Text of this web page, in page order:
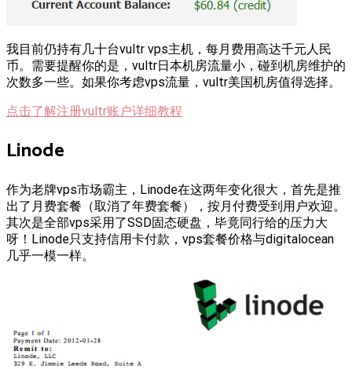
我目前仍持有几十台vultr vps主机，每月费用高达千元人民
币。需要提醒你的是，vultr日本机房流量小，碰到机房维护的
次数多一些。如果你考虑vps流量，vultr美国机房值得选择。
点击了解注册vultr账户详细教程
Linode
作为老牌vps市场霸主，Linode在这两年变化很大，首先是推
出了月费套餐（取消了年费套餐），按月付费受到用户欢迎。
其次是全部vps采用了SSD固态硬盘，毕竟同行给的压力大
呀！Linode只支持信用卡付款，vps套餐价格与digitalocean
几乎一模一样。